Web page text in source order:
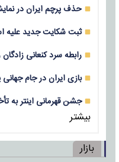
حذف پرچم ایران در
ثبت شکایت جدید علیه
رابطه سرد کنعانی
بازی‌ ایران در جام
جشن قهرمانی اینتر به
بیشتر
بازار